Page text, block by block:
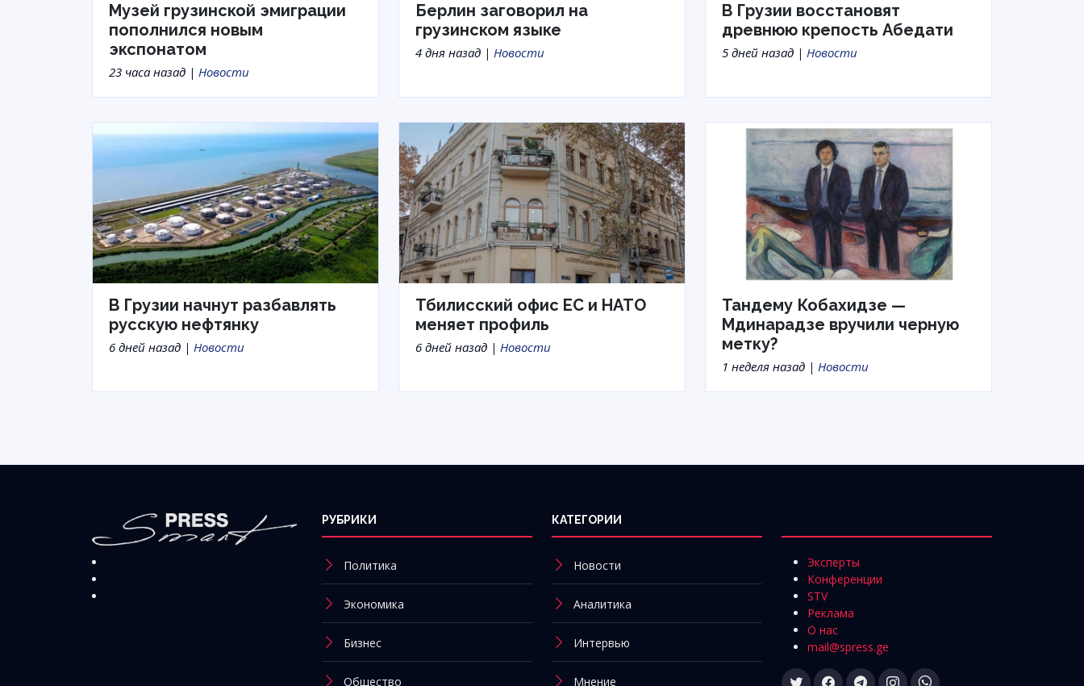
Музей грузинской эмиграции
пополнился новым
экспонатом
23 часа назад | Новости
Берлин заговорил на
грузинском языке
4 дня назад | Новости
В Грузии восстановят
древнюю крепость Абедати
5 дней назад | Новости
В Грузии начнут разбавлять
русскую нефтянку
6 дней назад | Новости
Тбилисский офис ЕС и НАТО
меняет профиль
6 дней назад | Новости
Тандему Кобахидзе —
Мдинарадзе вручили черную
метку?
1 неделя назад | Новости
РУБРИКИ
Политика
Экономика
Бизнес
Общество
КАТЕГОРИИ
Новости
Аналитика
Интервью
Мнение
Эксперты
Конференции
STV
Реклама
О нас
mail@spress.ge